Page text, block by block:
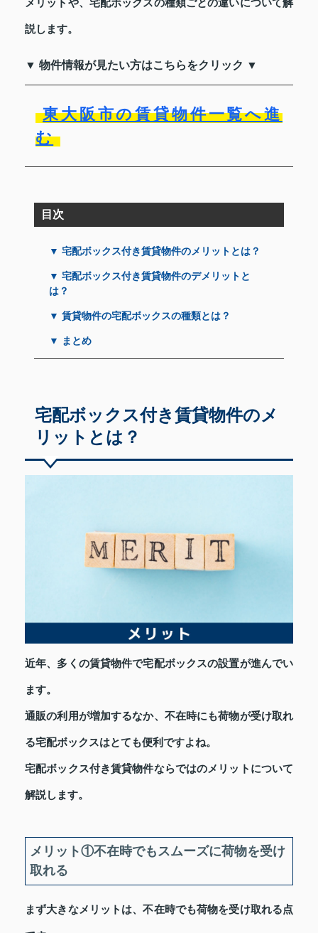
メリットや、宅配ボックスの種類ごとの違いについて解
説します。
▼ 物件情報が見たい方はこちらをクリック ▼
東大阪市の賃貸物件一覧へ進
む
目次
▼ 宅配ボックス付き賃貸物件のメリットとは？
▼ 宅配ボックス付き賃貸物件のデメリットと
は？
▼ 賃貸物件の宅配ボックスの種類とは？
▼ まとめ
宅配ボックス付き賃貸物件のメ
リットとは？
近年、多くの賃貸物件で宅配ボックスの設置が進んでい
ます。
通販の利用が増加するなか、不在時にも荷物が受け取れ
る宅配ボックスはとても便利ですよね。
宅配ボックス付き賃貸物件ならではのメリットについて
解説します。
メリット①不在時でもスムーズに荷物を受け
取れる
まず大きなメリットは、不在時でも荷物を受け取れる点